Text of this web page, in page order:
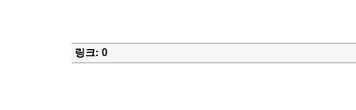
링크: 0